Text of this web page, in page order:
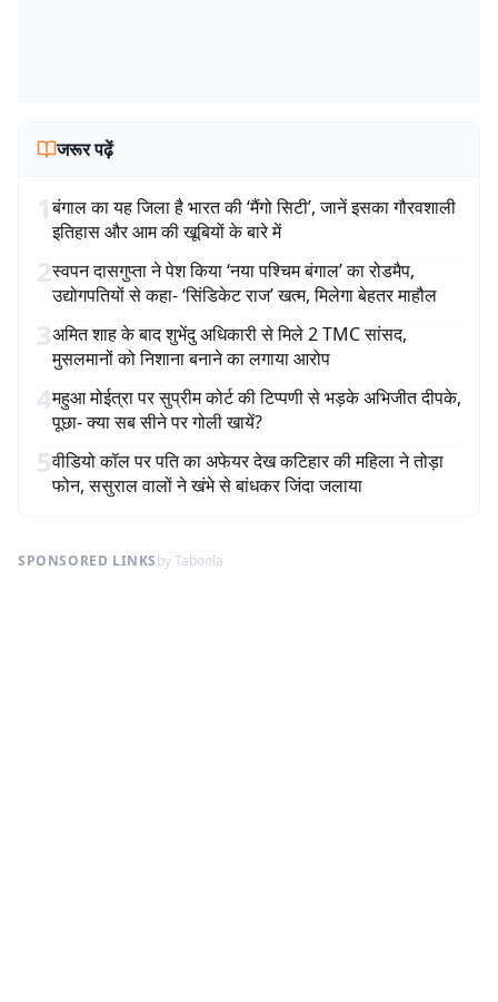
जरूर पढ़ें
1बंगाल का यह जिला है भारत की ‘मैंगो सिटी’, जानें इसका गौरवशाली
इतिहास और आम की खूबियों के बारे में
2स्वपन दासगुप्ता ने पेश किया ‘नया पश्चिम बंगाल’ का रोडमैप,
उद्योगपतियों से कहा- ‘सिंडिकेट राज’ खत्म, मिलेगा बेहतर माहौल
3अमित शाह के बाद शुभेंदु अधिकारी से मिले 2 TMC सांसद,
मुसलमानों को निशाना बनाने का लगाया आरोप
4महुआ मोईत्रा पर सुप्रीम कोर्ट की टिप्पणी से भड़के अभिजीत दीपके,
पूछा- क्या सब सीने पर गोली खायें?
5वीडियो कॉल पर पति का अफेयर देख कटिहार की महिला ने तोड़ा
फोन, ससुराल वालों ने खंभे से बांधकर जिंदा जलाया
SPONSORED LINKSby Taboola